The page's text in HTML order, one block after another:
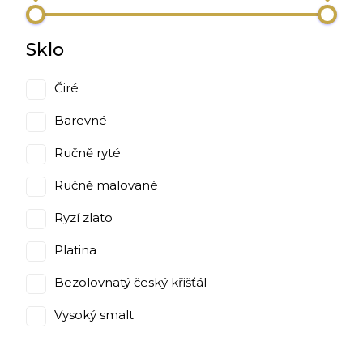
Sklo
Čiré
Barevné
Ručně ryté
Ručně malované
Ryzí zlato
Platina
Bezolovnatý český křišťál
Vysoký smalt